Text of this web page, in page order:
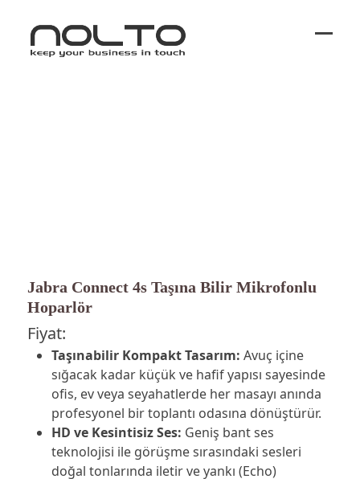
Jabra Connect 4s Taşına Bilir Mikrofonlu
Hoparlör
Fiyat:
Taşınabilir Kompakt Tasarım: Avuç içine
sığacak kadar küçük ve hafif yapısı sayesinde
ofis, ev veya seyahatlerde her masayı anında
profesyonel bir toplantı odasına dönüştürür.
HD ve Kesintisiz Ses: Geniş bant ses
teknolojisi ile görüşme sırasındaki sesleri
doğal tonlarında iletir ve yankı (Echo)